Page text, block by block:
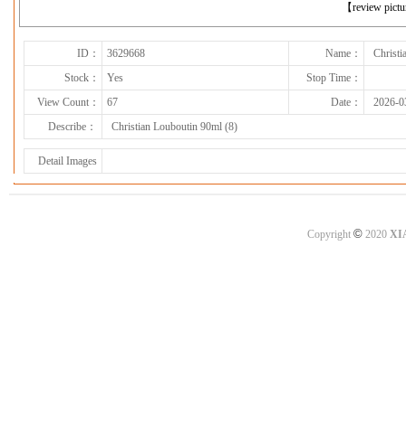
【review
ID： 3629668 Name：
Stock：
Yes
Stop Time：
View Count：
67 Date：
2026-
Describe：
Christian Louboutin 90ml (8)
Detail Images
Copyright ©2020